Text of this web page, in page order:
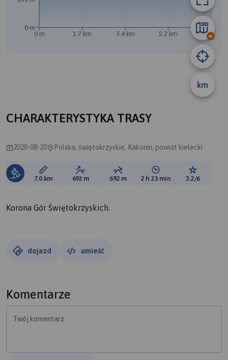
km
0 m 1.7 km 3.4 km 5.2 km 6.9 km
0 m
CHARAKTERYSTYKA TRASY
2020-08-20 Polska, świętokrzyskie, Kakonin, powiat kielecki
Długość trasy:
7.0 km Suma przewyższeń:
692 m Suma spadków:
692 m Średni czas potrzebny
2 h 23 min Ocena
3.2/6
Korona Gór Świętokrzyskich.
dojazd umieść
Komentarze
Twój komentarz